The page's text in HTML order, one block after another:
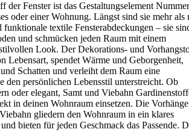
der Fenster ist das Gestaltungselement Nummer
oder einer Wohnung. Längst sind sie mehr als
funktionale textile Fensterabdeckungen – sie
und schmücken jeden Raum mit einem
Look. Der Dekorations- und
Lebensart, spendet Wärme und Geborgenheit,
Schatten und verleiht dem Raum eine
den persönlichen Lebensstil unterstreicht. Ob
oder elegant, Samt und Viebahn
in deinen Wohnraum einsetzen. Die Vorhänge
gliedern den Wohnraum in ein klares
bieten für jeden Geschmack das Passende.